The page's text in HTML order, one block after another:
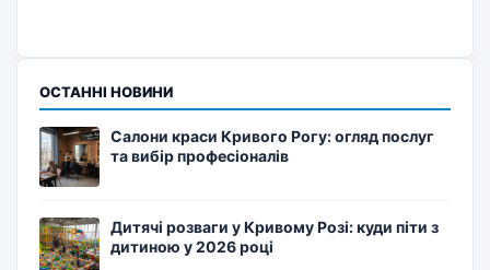
ОСТАННІ НОВИНИ
Салони краси Кривого Рогу: огляд послуг
та вибір професіоналів
Дитячі розваги у Кривому Розі: куди піти з
дитиною у 2026 році